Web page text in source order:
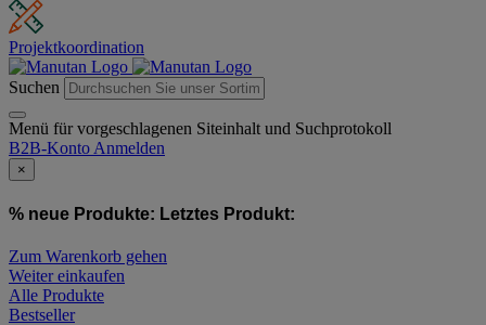
Projektkoordination
Suchen
Menü für vorgeschlagenen Siteinhalt und Suchprotokoll
B2B-Konto Anmelden
×
% neue Produkte: Letztes Produkt:
Zum Warenkorb gehen
Weiter einkaufen
Alle Produkte
Bestseller